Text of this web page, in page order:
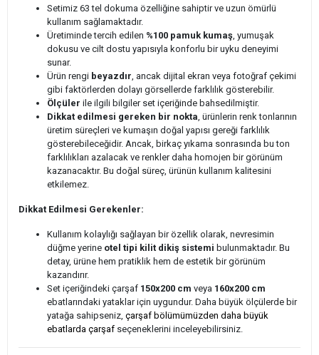
Setimiz 63 tel dokuma özelliğine sahiptir ve uzun ömürlü
kullanım sağlamaktadır.
Üretiminde tercih edilen %100 pamuk kumaş, yumuşak
dokusu ve cilt dostu yapısıyla konforlu bir uyku deneyimi
sunar.
Ürün rengi beyazdır, ancak dijital ekran veya fotoğraf çekimi
gibi faktörlerden dolayı görsellerde farklılık gösterebilir.
Ölçüler ile ilgili bilgiler set içeriğinde bahsedilmiştir.
Dikkat edilmesi gereken bir nokta, ürünlerin renk tonlarının
üretim süreçleri ve kumaşın doğal yapısı gereği farklılık
gösterebileceğidir. Ancak, birkaç yıkama sonrasında bu ton
farklılıkları azalacak ve renkler daha homojen bir görünüm
kazanacaktır. Bu doğal süreç, ürünün kullanım kalitesini
etkilemez.
Dikkat Edilmesi Gerekenler:
Kullanım kolaylığı sağlayan bir özellik olarak, nevresimin
düğme yerine otel tipi kilit dikiş sistemi bulunmaktadır. Bu
detay, ürüne hem pratiklik hem de estetik bir görünüm
kazandırır.
Set içeriğindeki çarşaf 150x200 cm veya 160x200 cm
ebatlarındaki yataklar için uygundur. Daha büyük ölçülerde bir
yatağa sahipseniz, çarşaf bölümümüzden daha büyük
ebatlarda çarşaf seçeneklerini inceleyebilirsiniz.